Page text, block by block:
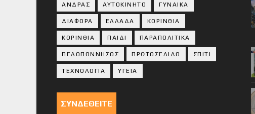
ΑΝΔΡΑΣ ΑΥΤΟΚΙΝΗΤΟ ΓΥΝΑΙΚΑ
ΔΙΑΦΟΡΑ ΕΛΛΑΔΑ ΚΟΡΙΝΘΙΑ
ΚΟΡΙΝΘΙA ΠΑΙΔΙ ΠΑΡΑΠΟΛΙΤΙΚΑ
ΠΕΛΟΠΟΝΝΗΣΟΣ ΠΡΩΤΟΣΕΛΙΔΟ ΣΠΙΤΙ
ΤΕΧΝΟΛΟΓΙΑ ΥΓΕΙΑ
ΣΥΝΔΕΘΕΙΤΕ